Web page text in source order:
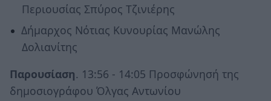
Περιουσίας Σπύρος Τζινιέρης
Δήμαρχος Νότιας Κυνουρίας Μανώλης
Δολιανίτης
Παρουσίαση. 13:56 - 14:05 Προσφώνησή της
δημοσιογράφου Όλγας Αντωνίου